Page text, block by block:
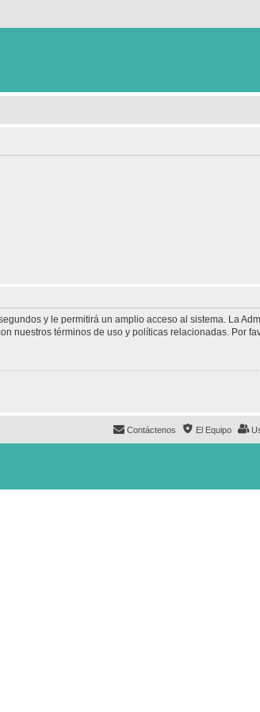
y le permitirá un amplio acceso al sistema. La
nuestros términos de uso y políticas relacionadas. Por
El Equipo
Contáctenos